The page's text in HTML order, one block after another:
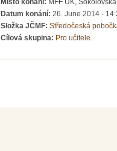
Místo konání: MFF UK,
Datum konání: 26. June 2014 -
Složka JČMF: Středočeská
Cílová skupina: Pro učitele.